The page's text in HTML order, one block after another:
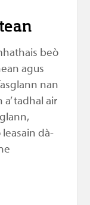
beò
agus
nan
tadhal air
dà-